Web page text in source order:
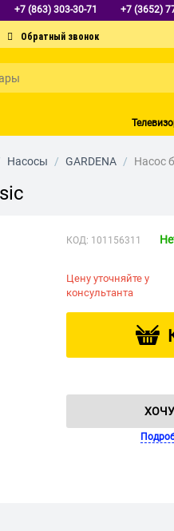
+7 (863) 303-30-71 +7 (3652)
Насосы / GARDENA / Насос
КОД: 101156311
Цену уточняйте у
консультанта